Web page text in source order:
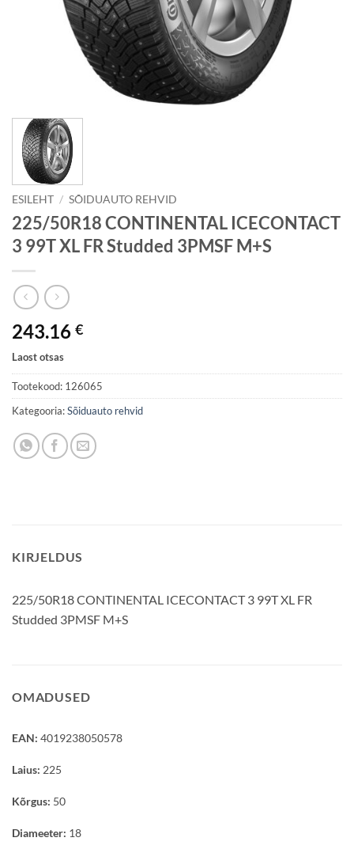
ESILEHT / SÕIDUAUTO REHVID
225/50R18 CONTINENTAL ICECONTACT
3 99T XL FR Studded 3PMSF M+S
243.16 €
Laost otsas
Tootekood: 126065
Kategooria:Sõiduauto rehvid
KIRJELDUS
225/50R18 CONTINENTAL ICECONTACT 3 99T XL FR
Studded 3PMSF M+S
OMADUSED
EAN: 4019238050578
Laius: 225
Kõrgus: 50
Diameeter: 18